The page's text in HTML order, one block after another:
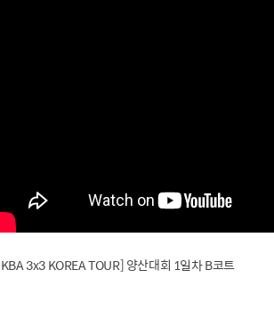
3x3 KOREA TOUR] 양산대회 1일차 B코트